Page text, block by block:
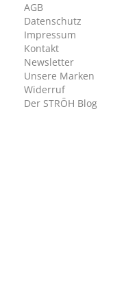
AGB
Datenschutz
Impressum
Kontakt
Newsletter
Unsere Marken
Widerruf
Der STRÖH Blog